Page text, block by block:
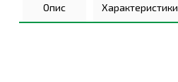
Опис Характеристики